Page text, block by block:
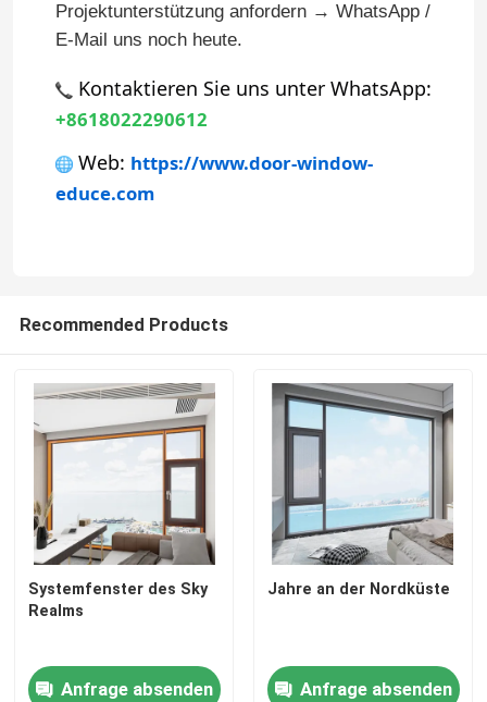
Aluminiumfenster
Sonnenzimmer aus Aluminium
Zwischenwand
Projektunterstützung anfordern → WhatsApp /
E-Mail uns noch heute.
Kontaktieren Sie uns unter WhatsApp:
+8618022290612
Web: https://www.door-window-
educe.com
Recommended Products
Systemfenster des Sky
Realms
Anfrage absenden
Jahre an der Nordküste
Anfrage absenden